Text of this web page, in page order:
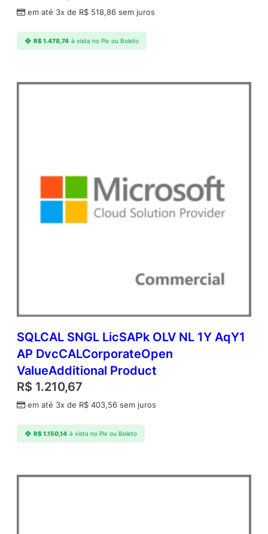
d
em até 3x de R$ 518,86 sem juros
R$1.478,74 à vista no Pix ou Boleto
SQLCAL SNGL LicSAPk OLV NL 1Y AqY1
AP DvcCALCorporateOpen
ValueAdditional Product
R$ 1.210,67
em até 3x de R$ 403,56 sem juros
R$1.150,14 à vista no Pix ou Boleto